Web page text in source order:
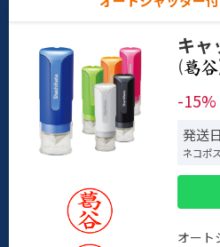
キャ
(
-15%
発送
ネコポ
オート